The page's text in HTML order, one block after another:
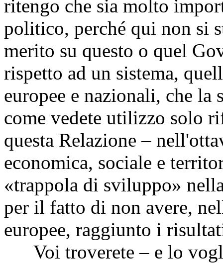
ritengo che sia molto
politico, perché qui non si
merito su questo o quel
rispetto ad un sistema,
europee e nazionali, che la
come vedete utilizzo solo
questa Relazione –
economica, sociale e
«trappola di sviluppo»
per il fatto di non avere,
europee, raggiunto i
Voi troverete – e lo